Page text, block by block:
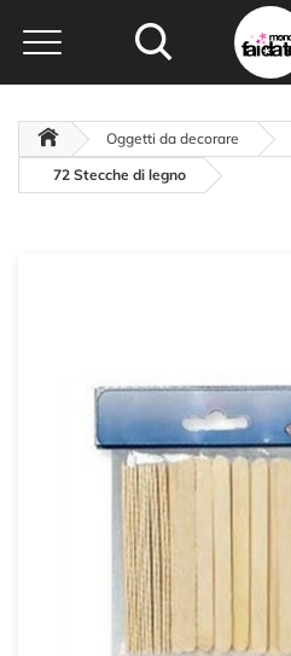
Oggetti da decorare
72 Stecche di legno